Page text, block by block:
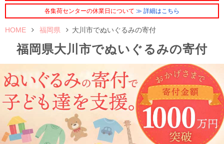
各集荷センターの休業日について ≫ 詳細はこちら
HOME 福岡県 大川市でぬいぐるみの寄付
福岡県大川市でぬいぐるみの寄付